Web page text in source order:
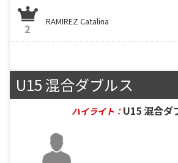
2
RAMIREZ Catalina
U15 混合ダブルス
ハイライト： U15 混合ダ